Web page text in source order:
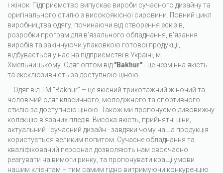
і жінок. Підприємство випускає вироби сучасного дизайну та
оригінального стилю з високоякісної сировини. Повний цикл
виробництва одягу, починаючи від створення ескізів,
розробки програм для в'язального обладнання, в'язання
виробів та закінчуючи упаковкою готової продукції,
відбувається у нас на підприємстві в Україні, м.
Хмельницькому. Одяг оптом від "Bakhur"- це незмінна якість
та ексклюзивність за доступною ціною.
Одяг від ТМ "Bakhur" – це якісний трикотажний жіночий та
чоловічий одяг класичного, молодіжного та спортивного
стилю за доступною ціною. Також ми пропонуємо дивовижну
колекцію в'язаних пледів. Висока якість, прийнятні ціни,
актуальний і сучасний дизайн - завдяки чому наша продукція
користується великим попитом. Сучасне обладнання та
кваліфікований персонал дозволяють нам своєчасно
реагувати на вимоги ринку, та пропонувати кращі умови
нашим клієнтам – тим самим гідно витримуючи конкуренцію